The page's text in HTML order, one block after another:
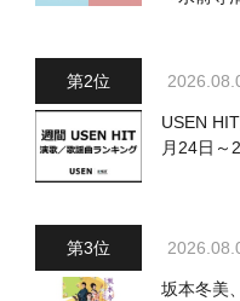
USEN
月24日～
坂本冬美